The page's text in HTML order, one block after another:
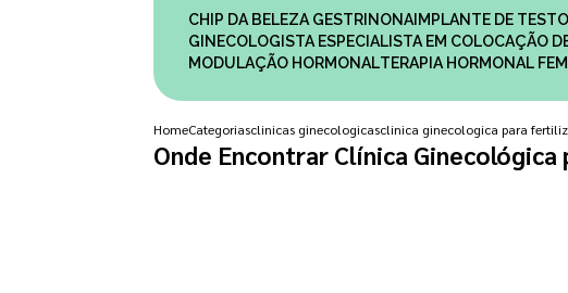
CHIP DA BELEZA GESTRINONA IMPLANTE DE
GINECOLOGISTA ESPECIALISTA EM COLOCAÇÃO
MODULAÇÃO HORMONAL
TERAPIA HORMONAL
HomeCategoriasclinicas ginecologicasclinica ginecologica para
Onde Encontrar Clínica